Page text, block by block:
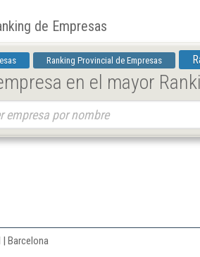
de Empresas
Ranking Provincial de Empresas
en el mayor
Barcelona